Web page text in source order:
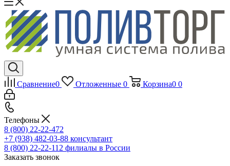
Сравнение0 Отложенные 0 Корзина0 0
Телефоны
8 (800) 22-22-472
+7 (938) 482-03-88 консультант
8 (800) 22-22-112 филиалы в России
Заказать звонок